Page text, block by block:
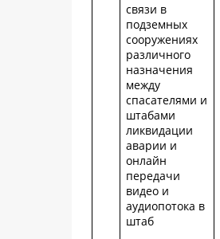
связи в
подземных
сооружениях
различного
назначения
между
спасателями и
штабами
ликвидации
аварии и
онлайн
передачи
видео и
аудиопотока в
штаб